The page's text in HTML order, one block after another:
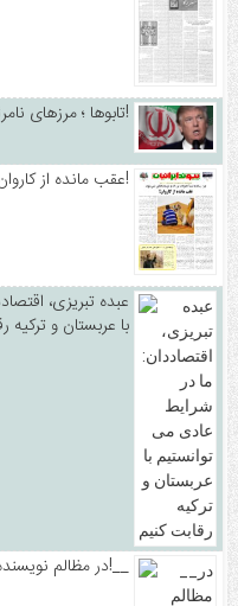
تابوها ؛ مرزهای نامرئی!
عقب مانده از کاروان!
عبده تبریزی،
با عربستان و ترکیه
__در مظالم نویسنده بودن!__